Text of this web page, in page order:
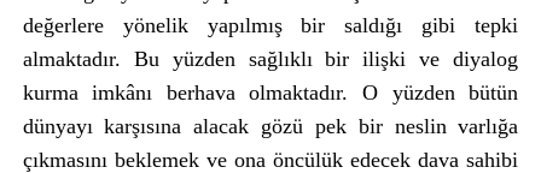
değerlere yönelik yapılmış bir saldığı gibi tepki
almaktadır. Bu yüzden sağlıklı bir ilişki ve diyalog
kurma imkânı berhava olmaktadır. O yüzden bütün
dünyayı karşısına alacak gözü pek bir neslin varlığa
çıkmasını beklemek ve ona öncülük edecek dava sahibi